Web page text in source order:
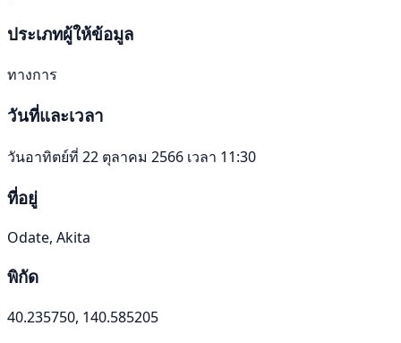
ประเภทผู้ให้ข้อมูล
ทางการ
วันที่และเวลา
วันอาทิตย์ที่ 22 ตุลาคม 2566 เวลา 11:30
ที่อยู่
Odate, Akita
พิกัด
40.235750, 140.585205